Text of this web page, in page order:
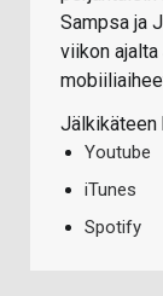
Sampsa ja
viikon
Jälkikäteen
Youtube
iTunes
Spotify